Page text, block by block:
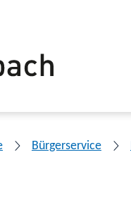
Bürgerservice